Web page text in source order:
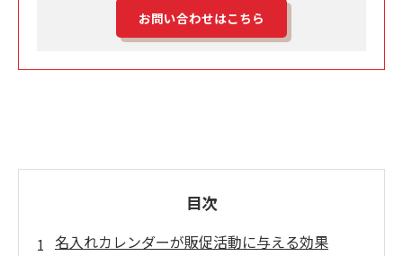
お問い合わせはこちら
目次
名入れカレンダーが販促活動に与える効果